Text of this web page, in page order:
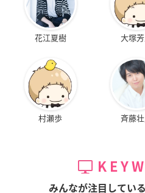
花江夏樹 大塚
村瀬歩 斉藤
みんなが注目してい